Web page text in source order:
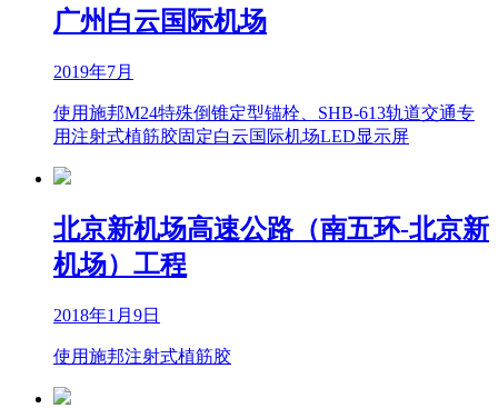
广州白云国际机场
2019年7月
使用施邦M24特殊倒锥定型锚栓、SHB-613轨道交通专
用注射式植筋胶固定白云国际机场LED显示屏
北京新机场高速公路（南五环-北京新
机场）工程
2018年1月9日
使用施邦注射式植筋胶